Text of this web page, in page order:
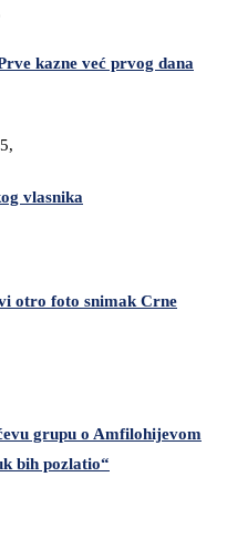
kazne već prvog dana
vlasnika
otro foto snimak Crne
grupu o Amfilohijevom
bih pozlatio“